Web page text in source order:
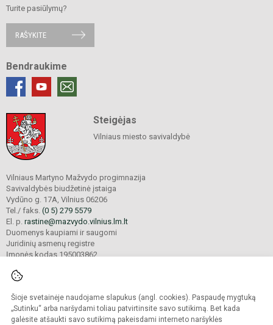
Šioje svetainėje naudojame slapukus (angl. cookies). Paspaudę mygtuką
„Sutinku“ arba naršydami toliau patvirtinsite savo sutikimą. Bet kada
galėsite atšaukti savo sutikimą pakeisdami interneto naršyklės
Turite pasiūlymų?
RAŠYKITE
Bendraukime
Steigėjas
Vilniaus miesto savivaldybė
Vilniaus Martyno Mažvydo progimnazija
Savivaldybės biudžetinė įstaiga
Vydūno g. 17A, Vilnius 06206
Tel./ faks. (0 5) 279 5579
El. p. rastine@mazvydo.vilnius.lm.lt
Duomenys kaupiami ir saugomi
Juridinių asmenų registre
Įmonės kodas 195003862
© 2022. Vilniaus Martyno Mažvydo progimnazija. Visos teisės saugomos.
Kopijuoti turinį be raštiško įstaigos administracijos sutikimo griežtai draudžiama.